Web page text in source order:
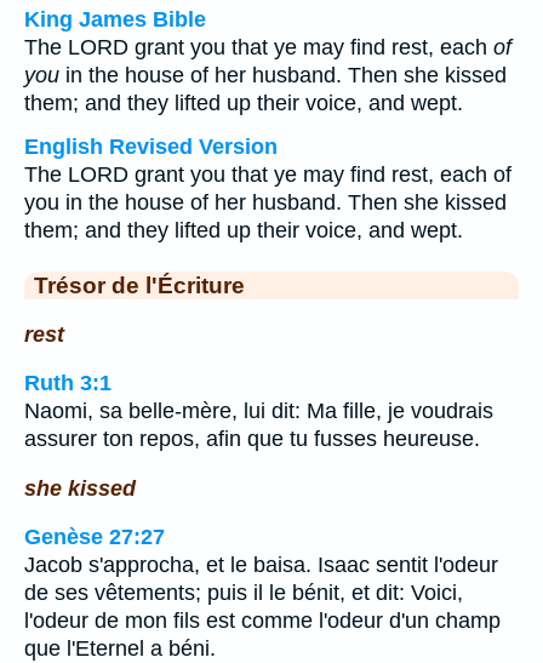
King James Bible
The LORD grant you that ye may find rest, each of
you in the house of her husband. Then she kissed
them; and they lifted up their voice, and wept.
English Revised Version
The LORD grant you that ye may find rest, each of
you in the house of her husband. Then she kissed
them; and they lifted up their voice, and wept.
Trésor de l'Écriture
rest
Ruth 3:1
Naomi, sa belle-mère, lui dit: Ma fille, je voudrais
assurer ton repos, afin que tu fusses heureuse.
she kissed
Genèse 27:27
Jacob s'approcha, et le baisa. Isaac sentit l'odeur
de ses vêtements; puis il le bénit, et dit: Voici,
l'odeur de mon fils est comme l'odeur d'un champ
que l'Eternel a béni.